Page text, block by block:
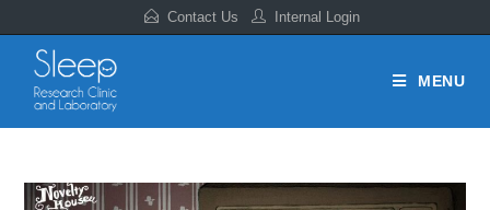
Contact Us Internal Login
MENU